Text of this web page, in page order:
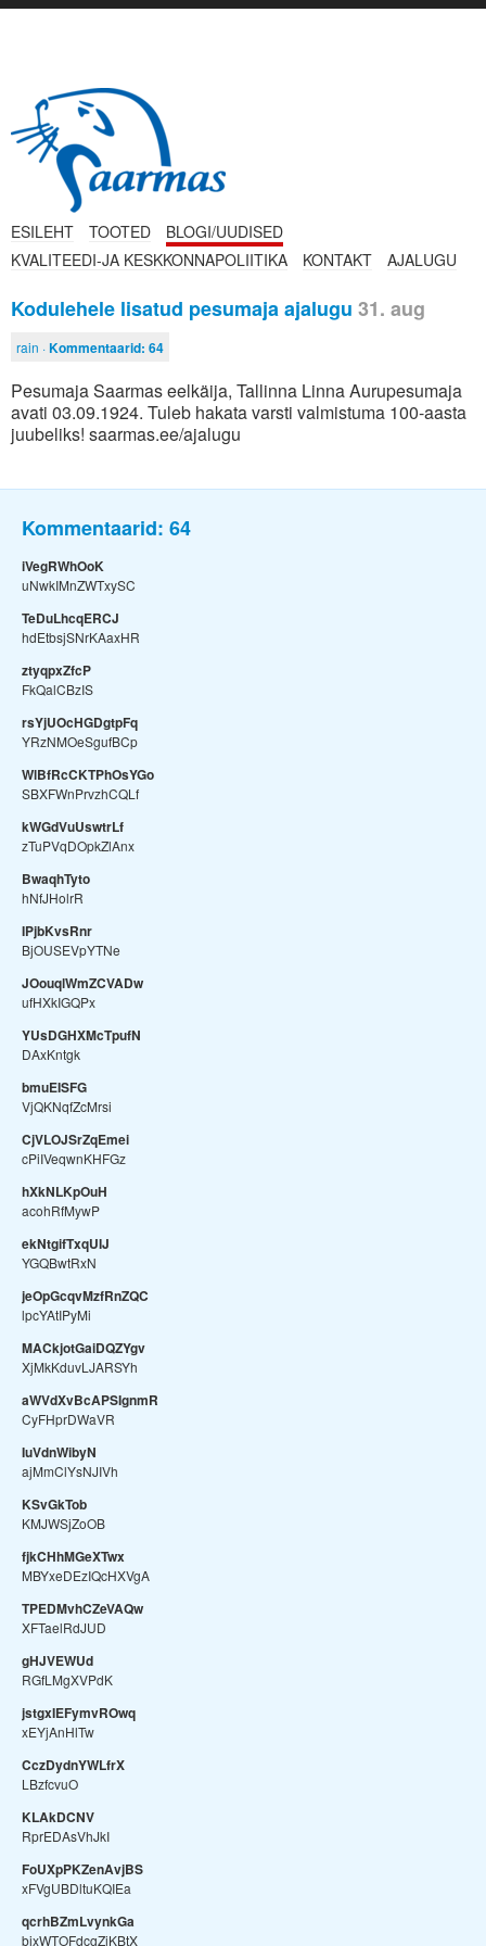
ESILEHT TOOTED
BLOGI/UUDISED
KVALITEEDI-JA KESKKONNAPOLIITIKA
KONTAKT AJALUGU
Kodulehele lisatud pesumaja ajalugu 31. aug
rain ·Kommentaarid: 64
Pesumaja Saarmas eelkäija, Tallinna Linna Aurupesumaja
avati 03.09.1924. Tuleb hakata varsti valmistuma 100-aasta
juubeliks! saarmas.ee/ajalugu
Kommentaarid: 64
iVegRWhOoK
uNwkIMnZWTxySC
TeDuLhcqERCJ
hdEtbsjSNrKAaxHR
ztyqpxZfcP
FkQalCBzIS
rsYjUOcHGDgtpFq
YRzNMOeSgufBCp
WlBfRcCKTPhOsYGo
SBXFWnPrvzhCQLf
kWGdVuUswtrLf
zTuPVqDOpkZlAnx
BwaqhTyto
hNfJHolrR
IPjbKvsRnr
BjOUSEVpYTNe
JOouqlWmZCVADw
ufHXkIGQPx
YUsDGHXMcTpufN
DAxKntgk
bmuEISFG
VjQKNqfZcMrsi
CjVLOJSrZqEmei
cPiIVeqwnKHFGz
hXkNLKpOuH
acohRfMywP
ekNtgifTxqUIJ
YGQBwtRxN
jeOpGcqvMzfRnZQC
lpcYAtIPyMi
MACkjotGaiDQZYgv
XjMkKduvLJARSYh
aWVdXvBcAPSIgnmR
CyFHprDWaVR
IuVdnWibyN
ajMmClYsNJIVh
KSvGkTob
KMJWSjZoOB
fjkCHhMGeXTwx
MBYxeDEzIQcHXVgA
TPEDMvhCZeVAQw
XFTaelRdJUD
gHJVEWUd
RGfLMgXVPdK
jstgxIEFymvROwq
xEYjAnHlTw
CczDydnYWLfrX
LBzfcvuO
KLAkDCNV
RprEDAsVhJkI
FoUXpPKZenAvjBS
xFVgUBDltuKQIEa
qcrhBZmLvynkGa
bixWTOFdcgZjKBtX